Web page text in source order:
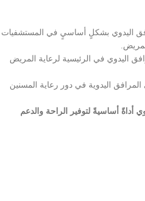
اليدوي بشكلٍ أساسيٍ في المستشفيات
اليدوي في الرئيسية لرعاية المريض
اليدوية في دور رعاية المسنين
أداةً أساسيةً لتوفير الراحة والدعم